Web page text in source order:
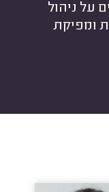
על ניהול
ומפיקת